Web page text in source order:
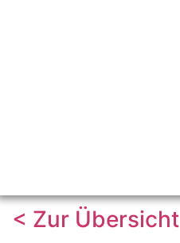
< Zur Übersicht